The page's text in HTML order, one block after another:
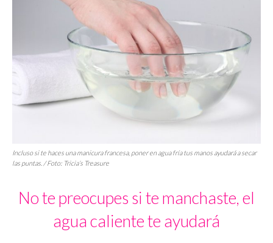
Incluso si te haces una manicura francesa, poner en agua fría tus manos ayudará a secar
las puntas. / Foto: Tricia’s Treasure
No te preocupes si te manchaste, el
agua caliente te ayudará